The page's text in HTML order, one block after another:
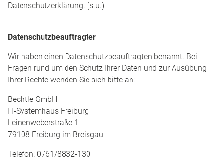
Datenschutzerklärung. (s.u.)
Datenschutz­beauftragter
Wir haben einen Datenschutzbeauftragten benannt. Bei
Fragen rund um den Schutz Ihrer Daten und zur Ausübung
Ihrer Rechte wenden Sie sich bitte an:
Bechtle GmbH
IT-Systemhaus Freiburg
Leinenweberstraße 1
79108 Freiburg im Breisgau
Telefon: 0761/8832-130